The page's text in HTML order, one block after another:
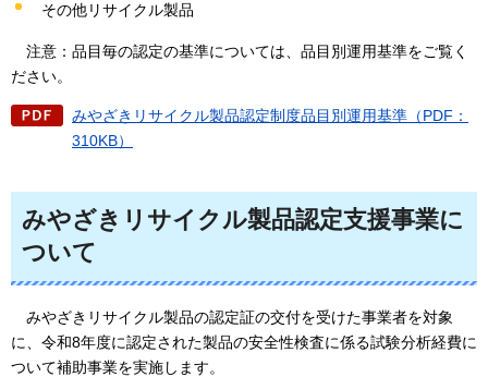
その他リサイクル製品
注意： 品目毎の認定の基準については、品目別運用基準をご覧く
ださい。
みやざきリサイクル製品認定制度品目別運用基準（PDF：
310KB）
みやざきリサイクル製品認定支援事業に
ついて
みやざきリサイクル製品の認定証の交付を受けた事業者を対象
に、令和8年度に認定された製品の安全性検査に係る試験分析経費に
ついて補助事業を実施します。